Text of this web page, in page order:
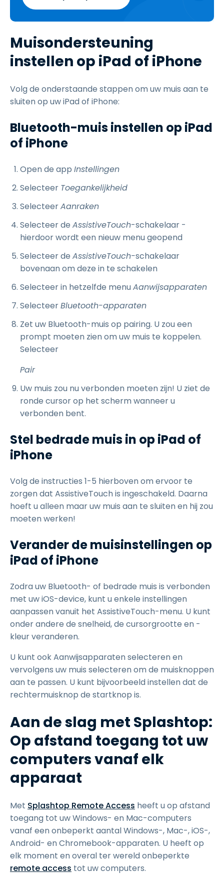
Muisondersteuning
instellen op iPad of iPhone
Volg de onderstaande stappen om uw muis aan te
sluiten op uw iPad of iPhone:
Bluetooth-muis instellen op iPad
of iPhone
Open de app Instellingen
Selecteer Toegankelijkheid
SelecteerAanraken
Selecteer de AssistiveTouch-schakelaar -
hierdoor wordt een nieuw menu geopend
Selecteer de AssistiveTouch-schakelaar
bovenaan om deze in te schakelen
Selecteer in hetzelfde menuAanwijsapparaten
SelecteerBluetooth-apparaten
Zet uw Bluetooth-muis op pairing. U zou een
prompt moeten zien om uw muis te koppelen.
Selecteer
Pair
Uw muis zou nu verbonden moeten zijn! U ziet de
ronde cursor op het scherm wanneer u
verbonden bent.
Stel bedrade muis in op iPad of
iPhone
Volg de instructies 1-5 hierboven om ervoor te
zorgen dat AssistiveTouch is ingeschakeld. Daarna
hoeft u alleen maar uw muis aan te sluiten en hij zou
moeten werken!
Verander de muisinstellingen op
iPad of iPhone
Zodra uw Bluetooth- of bedrade muis is verbonden
met uw iOS-device, kunt u enkele instellingen
aanpassen vanuit het AssistiveTouch-menu. U kunt
onder andere de snelheid, de cursorgrootte en -
kleur veranderen.
U kunt ook Aanwijsapparaten selecteren en
vervolgens uw muis selecteren om de muisknoppen
aan te passen. U kunt bijvoorbeeld instellen dat de
rechtermuisknop de startknop is.
Aan de slag met Splashtop:
Op afstand toegang tot uw
computers vanaf elk
apparaat
Met Splashtop Remote Access heeft u op afstand
toegang tot uw Windows- en Mac-computers
vanaf een onbeperkt aantal Windows-, Mac-, iOS-,
Android- en Chromebook-apparaten. U heeft op
elk moment en overal ter wereld onbeperkte
remote access tot uw computers.